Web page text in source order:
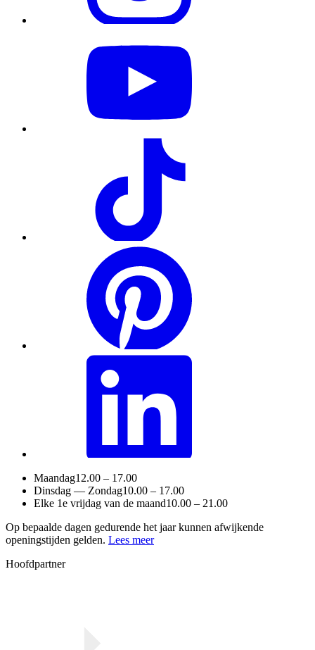
Maandag12.00 – 17.00
Dinsdag — Zondag10.00 – 17.00
Elke 1e vrijdag van de maand10.00 – 21.00
Op bepaalde dagen gedurende het jaar kunnen afwijkende
openingstijden gelden. Lees meer
Hoofdpartner